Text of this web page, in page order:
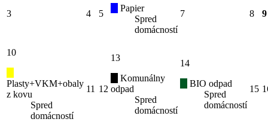
3 4 5
Papier
Spred
domácností
7 8 9
10
Plasty+VKM+obaly
z kovu
Spred
domácností
11 12
13
Komunálny
odpad
Spred
domácností
14
BIO odpad
Spred
domácností
15